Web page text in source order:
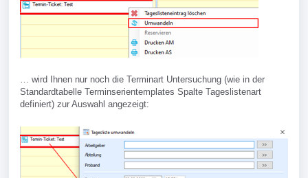
… wird Ihnen nur noch die Terminart Untersuchung (wie in der
Standardtabelle Terminserientemplates Spalte Tageslistenart
definiert) zur Auswahl angezeigt: